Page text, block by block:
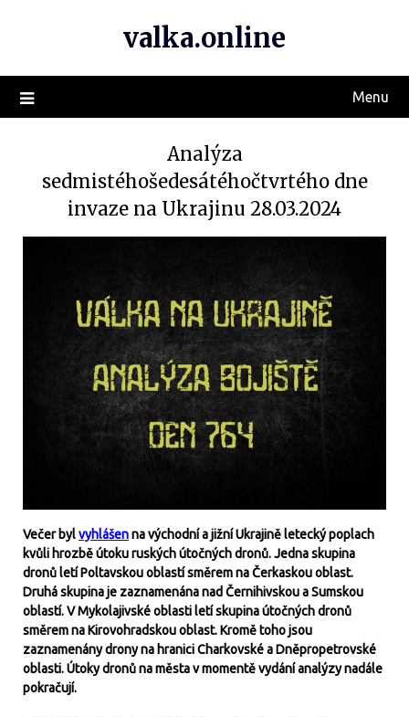
valka.online
Menu
Analýza
sedmistéhošedesátéhočtvrtého dne
invaze na Ukrajinu 28.03.2024
Večer bylvyhlášenna východní a jižní Ukrajině letecký poplach
kvůli hrozbě útoku ruských útočných dronů. Jedna skupina
dronů letí Poltavskou oblastí směrem na Čerkaskou oblast.
Druhá skupina je zaznamenána nad Černihivskou a Sumskou
oblastí. V Mykolajivské oblasti letí skupina útočných dronů
směrem na Kirovohradskou oblast. Kromě toho jsou
zaznamenány drony na hranici Charkovské a Dněpropetrovské
oblasti. Útoky dronů na města v momentě vydání analýzy nadále
pokračují.